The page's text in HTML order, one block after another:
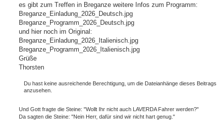
e
r
e
n
r
a
es gibt zum Treffen in Breganze weitere Infos zum Programm:
Breganze_Einladung_2026_Deutsch.jpg
Breganze_Programm_2026_Deutsch.jpg
und hier noch im Original:
Breganze_Einladung_2026_Italienisch.jpg
Breganze_Programm_2026_Italienisch.jpg
Grüße
Thorsten
Du hast keine ausreichende Berechtigung, um die Dateianhänge dieses Beitrags
anzusehen.
Und Gott fragte die Steine: "Wollt Ihr nicht auch LAVERDA Fahrer werden?"
Da sagten die Steine: "Nein Herr, dafür sind wir nicht hart genug."